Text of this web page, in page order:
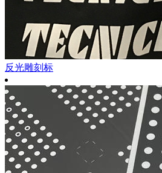
反光雕刻标